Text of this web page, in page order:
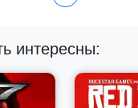
чтобы
интересны: